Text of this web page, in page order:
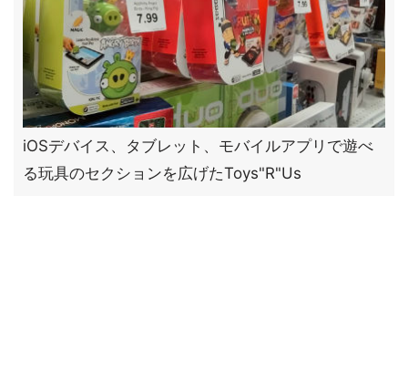
iOSデバイス、タブレット、モバイルアプリで遊べ
る玩具のセクションを広げたToys"R"Us